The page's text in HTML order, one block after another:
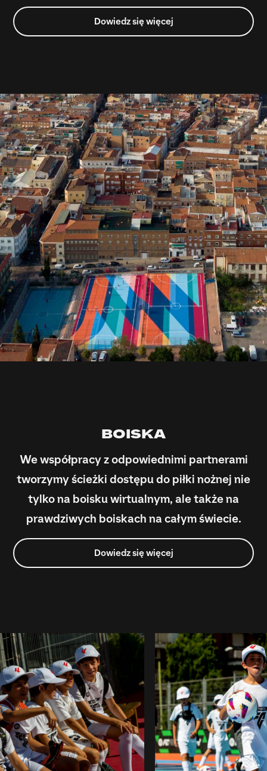
BOISKA
We współpracy z odpowiednimi partnerami
tworzymy ścieżki dostępu do piłki nożnej nie
tylko na boisku wirtualnym, ale także na
prawdziwych boiskach na całym świecie.